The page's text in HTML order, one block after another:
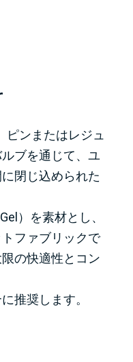
ピンまたはレジュ
ブを通じて、ユ
閉じ込められた
）を素材とし、
ファブリックで
の快適性とコン
推奨します。